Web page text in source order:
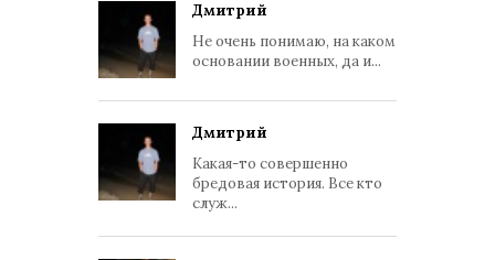
Дмитрий
Не очень понимаю, на каком
основании военных, да и...
Дмитрий
Какая-то совершенно
бредовая история. Все кто
служ...